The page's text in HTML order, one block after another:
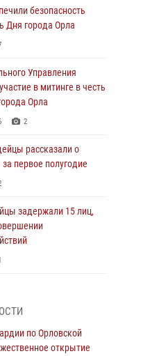
безопасность
Дня города Орла
Управления
в митинге в честь
Орла
2
рассказали о
первое полугодие
задержали 15 лиц,
приняли от граждан
по Орловской
открытие